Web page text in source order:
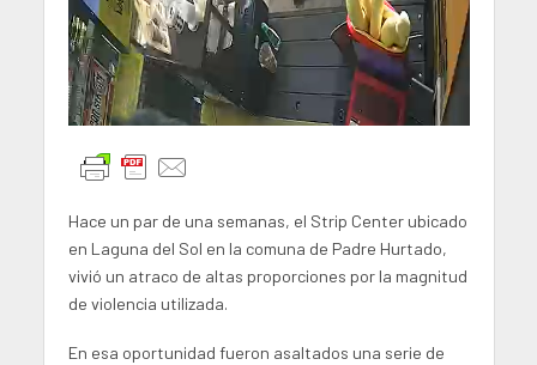
Hace un par de una semanas, el Strip Center ubicado
en Laguna del Sol en la comuna de Padre Hurtado,
vivió un atraco de altas proporciones por la magnitud
de violencia utilizada.
En esa oportunidad fueron asaltados una serie de